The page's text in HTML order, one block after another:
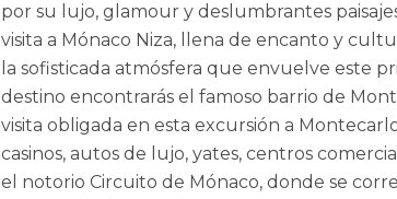
por su lujo, glamour y deslumbrantes
visita a Mónaco Niza, llena de encanto y
la sofisticada atmósfera que envuelve este
destino encontrarás el famoso barrio de
visita obligada en esta excursión a
casinos, autos de lujo, yates, centros
el notorio Circuito de Mónaco, donde se